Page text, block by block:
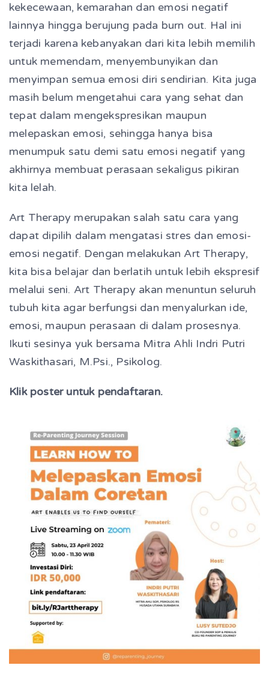
kekecewaan, kemarahan dan emosi negatif
lainnya hingga berujung pada burn out. Hal ini
terjadi karena kebanyakan dari kita lebih memilih
untuk memendam, menyembunyikan dan
menyimpan semua emosi diri sendirian. Kita juga
masih belum mengetahui cara yang sehat dan
tepat dalam mengekspresikan maupun
melepaskan emosi, sehingga hanya bisa
menumpuk satu demi satu emosi negatif yang
akhirnya membuat perasaan sekaligus pikiran
kita lelah.
Art Therapy merupakan salah satu cara yang
dapat dipilih dalam mengatasi stres dan emosi-
emosi negatif. Dengan melakukan Art Therapy,
kita bisa belajar dan berlatih untuk lebih ekspresif
melalui seni. Art Therapy akan menuntun seluruh
tubuh kita agar berfungsi dan menyalurkan ide,
emosi, maupun perasaan di dalam prosesnya.
Ikuti sesinya yuk bersama Mitra Ahli Indri Putri
Waskithasari, M.Psi., Psikolog.
Klik poster untuk pendaftaran.